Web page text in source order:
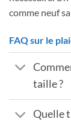
comme neuf
FAQ sur le
taille ?
Quelle